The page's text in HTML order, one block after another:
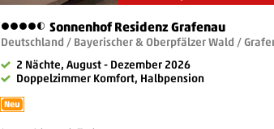
4,5 Sterne
Sonnenhof Residenz Grafenau
Deutschland / Bayerischer & Oberpfälzer Wald /
2 Nächte, August - Dezember 2026
Doppelzimmer Komfort, Halbpension
Neu